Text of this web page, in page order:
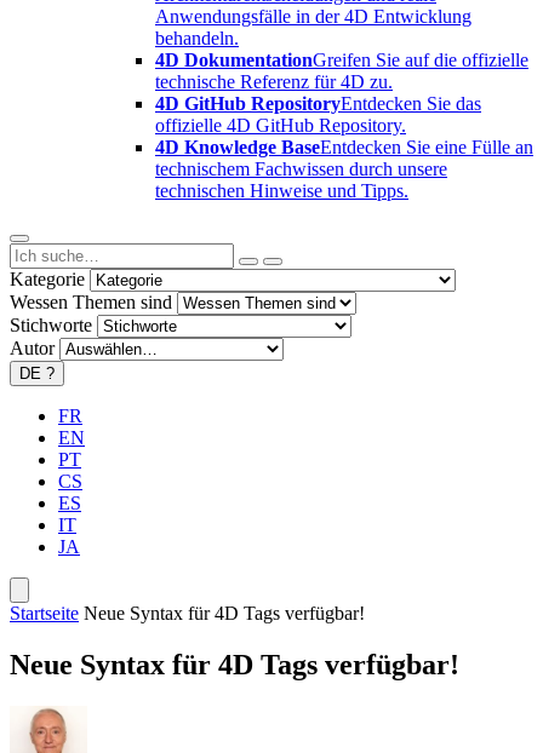
Anwendungsfälle in der 4D Entwicklung
behandeln.
4D DokumentationGreifen Sie auf die offizielle
technische Referenz für 4D zu.
4D GitHub RepositoryEntdecken Sie das
offizielle 4D GitHub Repository.
4D Knowledge BaseEntdecken Sie eine Fülle an
technischem Fachwissen durch unsere
technischen Hinweise und Tipps.
Kategorie
Wessen Themen sind
Stichworte
Autor
DE ?
FR
EN
PT
CS
ES
IT
JA
Startseite Neue Syntax für 4D Tags verfügbar!
Neue Syntax für 4D Tags verfügbar!